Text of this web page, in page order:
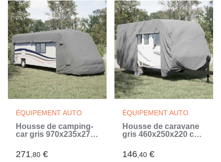
ÉQUIPEMENT AUTO
Housse de camping-
car gris 970x235x275
(Gris)
271,80 €
ÉQUIPEMENT AUTO
Housse de caravane
gris 460x250x220 cm
146,40 €